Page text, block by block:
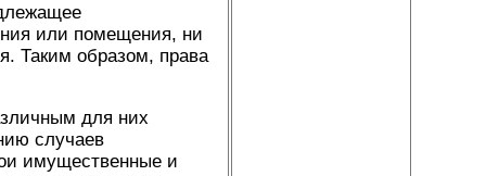
или помещения, ни
Таким образом, права
для них
случаев
имущественные и